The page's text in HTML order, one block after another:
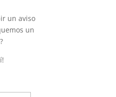
un aviso
un